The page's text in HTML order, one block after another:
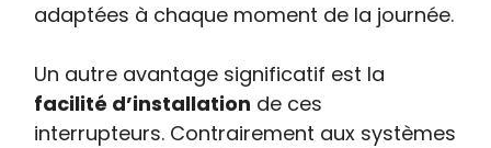
adaptées à chaque moment de la journée.
Un autre avantage significatif est la
facilité d’installation de ces
interrupteurs. Contrairement aux systèmes